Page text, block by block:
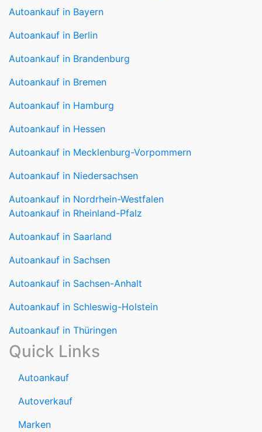
Autoankauf in Bayern
Autoankauf in Berlin
Autoankauf in Brandenburg
Autoankauf in Bremen
Autoankauf in Hamburg
Autoankauf in Hessen
Autoankauf in Mecklenburg-Vorpommern
Autoankauf in Niedersachsen
Autoankauf in Nordrhein-Westfalen
Autoankauf in Rheinland-Pfalz
Autoankauf in Saarland
Autoankauf in Sachsen
Autoankauf in Sachsen-Anhalt
Autoankauf in Schleswig-Holstein
Autoankauf in Thüringen
Quick Links
Autoankauf
Autoverkauf
Marken